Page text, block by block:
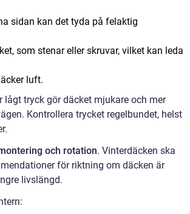
sidan kan det tyda på felaktig
som stenar eller skruvar, vilket kan leda
luft.
tryck gör däcket mjukare och mer
Kontrollera trycket regelbundet, helst
och rotation. Vinterdäcken ska
för riktning om däcken är
livslängd.